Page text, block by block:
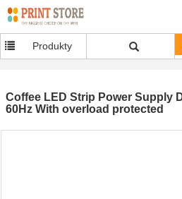
Produkty
Coffee LED Strip Power Supply
60Hz With overload protected